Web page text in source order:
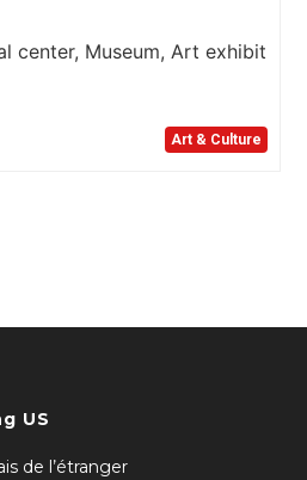
center, Museum, Art exhibit
Art & Culture
US
de l’étranger